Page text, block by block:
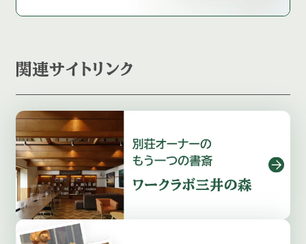
関連サイトリンク